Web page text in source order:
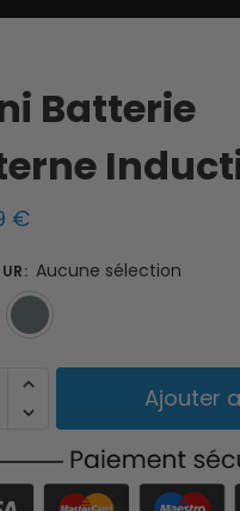
Batterie
€
: Aucune sélection
Ajouter